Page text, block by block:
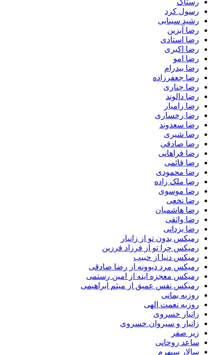
رستاک
رسول کرد
رشید سینایی
رضا آبزین
رضا استادی
رضا اکبری
رضا امو
رضا بیدرام
رضا جعفرزاده
رضا چناری
رضا دالوند
رضا رامیار
رضا رخساری
رضا سعدوند
رضا شیری
رضا صادقی
رضا فراهانی
رضا قائمی
رضا محمودی
رضا ملک زاده
رضا موسوی
رضا نخعی
رضا هاشمیان
رضا واثقی
رضا یزدانی
رمیکس بدون تو از زانیار
رمیکس چرا تو از فرزاد فرزین
رمیکس دنیا از حبیب
رمیکس مرد دیوونه از رضا صادقی
رمیکس معجزه اینه از امین رستمی
رمیکس نفس عمیق از میثم ابراهیمی
روزبه بمانی
روزبه نعمت الهی
زانیار خسروی
زانیار و سیروان خسروی
زیر صفر
ساعد روحانی
سالار سپهرم